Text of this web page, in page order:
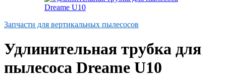
Запчасти для вертикальных пылесосов
Удлинительная трубка для
пылесоса Dreame U10